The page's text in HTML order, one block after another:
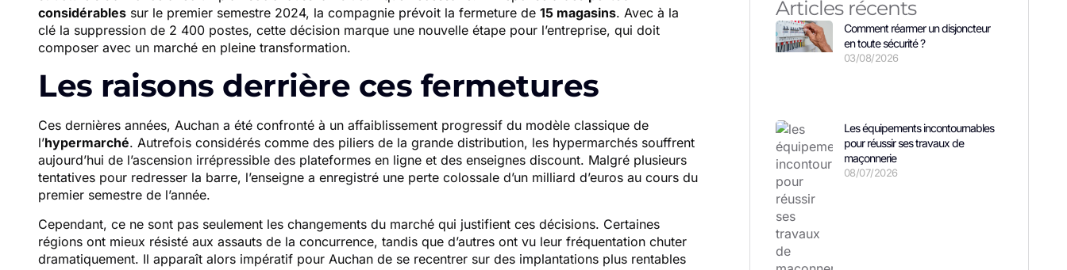
considérables sur le premier semestre 2024, la compagnie prévoit la fermeture de 15 magasins. Avec à la
clé la suppression de 2 400 postes, cette décision marque une nouvelle étape pour l’entreprise, qui doit
composer avec un marché en pleine transformation.
Les raisons derrière ces fermetures
Ces dernières années, Auchan a été confronté à un affaiblissement progressif du modèle classique de
l’hypermarché. Autrefois considérés comme des piliers de la grande distribution, les hypermarchés souffrent
aujourd’hui de l’ascension irrépressible des plateformes en ligne et des enseignes discount. Malgré plusieurs
tentatives pour redresser la barre, l’enseigne a enregistré une perte colossale d’un milliard d’euros au cours du
premier semestre de l’année.
Cependant, ce ne sont pas seulement les changements du marché qui justifient ces décisions. Certaines
régions ont mieux résisté aux assauts de la concurrence, tandis que d’autres ont vu leur fréquentation chuter
dramatiquement. Il apparaît alors impératif pour Auchan de se recentrer sur des implantations plus rentables
Articles récents
Comment réarmer un disjoncteur
en toute sécurité ?
03/08/2026
Les équipements incontournables
pour réussir ses travaux de
maçonnerie
08/07/2026